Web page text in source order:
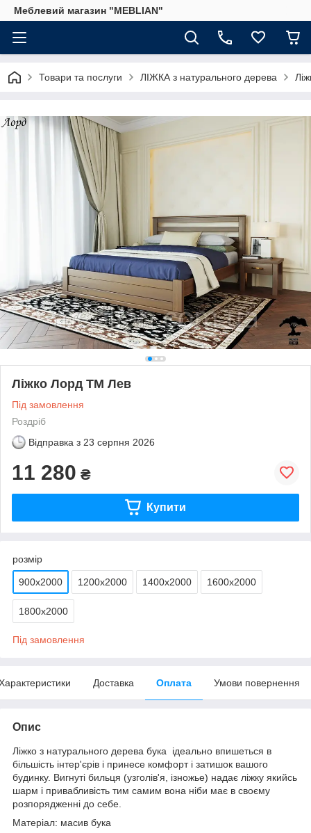
Меблевий магазин "MEBLIAN"
Товари та послуги ЛІЖКА з натурального дерева
Ліжко Лорд ТМ Лев
Під замовлення
Роздріб
Відправка з 23 серпня 2026
11 280 ₴
Купити
розмір
900х2000 1200х2000 1400х2000 1600х2000
1800х2000
Під замовлення
Доставка Оплата Умови повернення
Опис
Ліжко з натурального дерева бука ідеально впишеться в
більшість інтер'єрів і принесе комфорт і затишок вашого
будинку. Вигнуті бильця (узголів'я, ізножье) надає ліжку якийсь
шарм і привабливість тим самим вона ніби має в своєму
розпорядженні до себе.
Матеріал: масив бука